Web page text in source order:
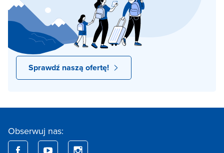
Sprawdź naszą ofertę!
Obserwuj nas: